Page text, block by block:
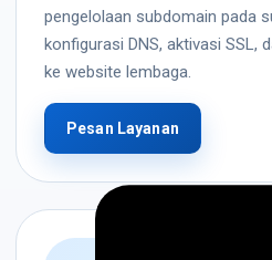
pengelolaan subdomain pada
konfigurasi DNS, aktivasi SSL,
ke website lembaga.
Pesan Layanan